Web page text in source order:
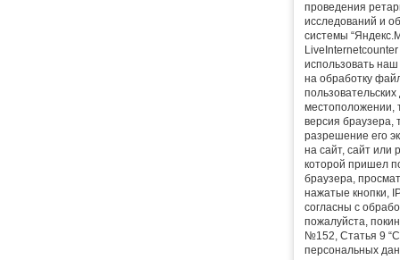
проведения
исследований и
системы
использовать
на обработку
местоположении,
версия браузера,
разрешение его
на сайт, сайт или
которой пришел
браузера,
нажатые кнопки,
согласны с
пожалуйста,
№152, Статья 9
персональных